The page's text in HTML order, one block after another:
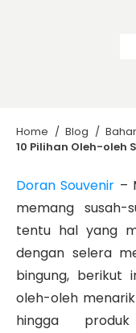
Home / Blog /
Doran Souvenir –
memang susah-
tentu hal yang
dengan selera
bingung, berikut
oleh-oleh
hingga